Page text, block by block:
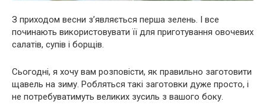
З приходом весни з’являється перша зелень. І все
починають використовувати її для приготування овочевих
салатів, супів і борщів.
Сьогодні, я хочу вам розповісти, як правильно заготовити
щавель на зиму. Робляться такі заготовки дуже просто, і
не потребуватимуть великих зусиль з вашого боку.